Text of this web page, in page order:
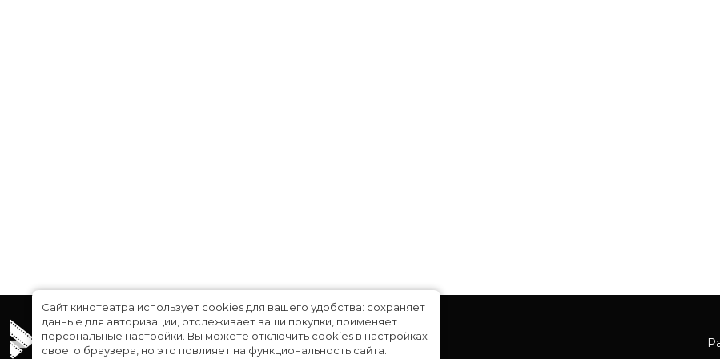
Сайт кинотеатра использует cookies для вашего удобства: сохраняет
данные для авторизации, отслеживает ваши покупки, применяет
персональные настройки. Вы можете отключить cookies в настройках
своего браузера, но это повлияет на функциональность сайта.